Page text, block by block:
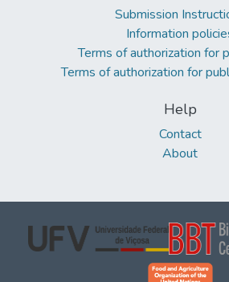
Submission
Information
Terms of authorization for
Terms of authorization for
Help
Contact
About